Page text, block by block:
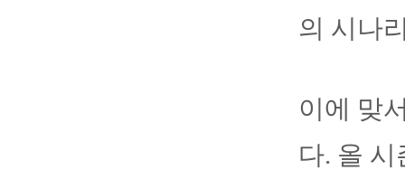
의 시나
이에 맞
다. 올 시